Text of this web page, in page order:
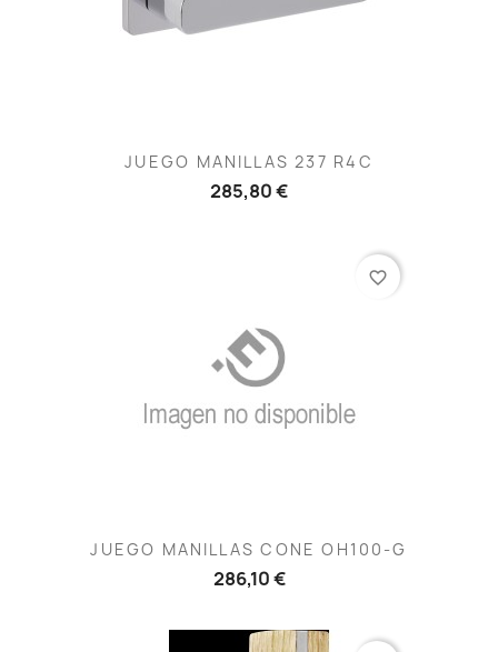
JUEGO MANILLAS 237 R4C
285,80 €
JUEGO MANILLAS CONE OH100-G
286,10 €
favorite_border